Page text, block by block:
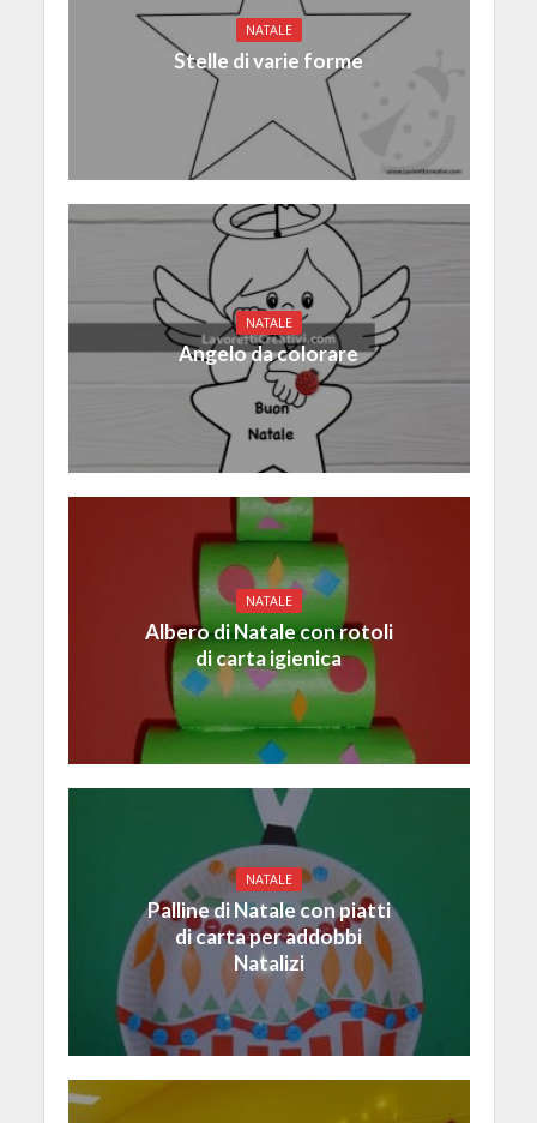
NATALE
Stelle di varie forme
NATALE
Angelo da colorare
NATALE
Albero di Natale con rotoli
di carta igienica
NATALE
Palline di Natale con piatti
di carta per addobbi
Natalizi